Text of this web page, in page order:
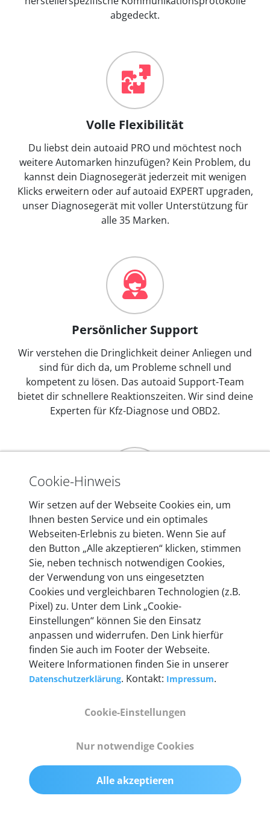
abgedeckt.
Volle Flexibilität
Du liebst dein autoaid PRO und möchtest noch
weitere Automarken hinzufügen? Kein Problem, du
kannst dein Diagnosegerät jederzeit mit wenigen
Klicks erweitern oder auf autoaid EXPERT upgraden,
unser Diagnosegerät mit voller Unterstützung für
alle 35 Marken.
Persönlicher Support
Wir verstehen die Dringlichkeit deiner Anliegen und
sind für dich da, um Probleme schnell und
kompetent zu lösen. Das autoaid Support-Team
bietet dir schnellere Reaktionszeiten. Wir sind deine
Experten für Kfz-Diagnose und OBD2.
Mehr als 10 Jahre Erfahrung
In den Kfz-Diagnosegeräten von autoaid stecken
mehr als 10 Jahre Erfahrung, und auch in Zukunft
entwickeln wir unsere Produkte am Standort in
Berlin laufend weiter. Auf diese Qualität vertrauen
heute mehr als 60.000 Privatkunden und
Unternehmen.
Technische Details &
Lieferumfang
55 mm x 25 mm x 12 mm
Cookie-Hinweis
Wir setzen auf der Webseite Cookies ein, um
Ihnen besten Service und ein optimales
Webseiten-Erlebnis zu bieten. Wenn Sie auf
den Button „Alle akzeptieren“ klicken, stimmen
Sie, neben technisch notwendigen Cookies,
der Verwendung von uns eingesetzten
Cookies und vergleichbaren Technologien (z.B.
Pixel) zu. Unter dem Link „Cookie-
Einstellungen“ können Sie den Einsatz
anpassen und widerrufen. Den Link hierfür
finden Sie auch im Footer der Webseite.
Weitere Informationen finden Sie in unserer
Datenschutzerklärung. Kontakt: Impressum.
Cookie-Einstellungen
Nur notwendige Cookies
Alle akzeptieren